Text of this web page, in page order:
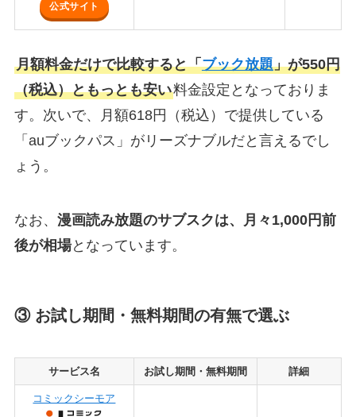
公式サイト
月額料金だけで比較すると「ブック放題」が550円
（税込）ともっとも安い料金設定となっておりま
す。次いで、月額618円（税込）で提供している
「auブックパス」がリーズナブルだと言えるでし
ょう。
なお、 漫画読み放題のサブスクは、月々1,000円前
後が相場となっています。
③ お試し期間・無料期間の有無で選ぶ
サービス名 お試し期間・無料期間 詳細
コミックシーモア